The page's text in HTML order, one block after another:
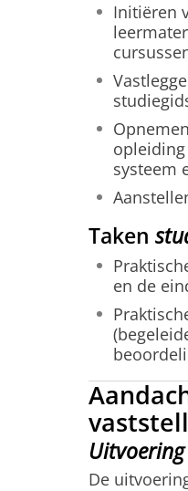
Initiëren
systeem
Taken
en de
Uitvoering
De